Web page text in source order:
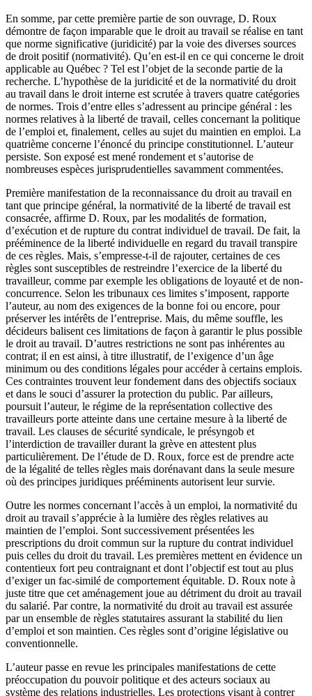
En somme, par cette première partie de son ouvrage, D. Roux
démontre de façon imparable que le droit au travail se réalise en tant
que norme significative (juridicité) par la voie des diverses sources
de droit positif (normativité). Qu’en est-il en ce qui concerne le droit
applicable au Québec ? Tel est l’objet de la seconde partie de la
recherche. L’hypothèse de la juridicité et de la normativité du droit
au travail dans le droit interne est scrutée à travers quatre catégories
de normes. Trois d’entre elles s’adressent au principe général : les
normes relatives à la liberté de travail, celles concernant la politique
de l’emploi et, finalement, celles au sujet du maintien en emploi. La
quatrième concerne l’énoncé du principe constitutionnel. L’auteur
persiste. Son exposé est mené rondement et s’autorise de
nombreuses espèces jurisprudentielles savamment commentées.
Première manifestation de la reconnaissance du droit au travail en
tant que principe général, la normativité de la liberté de travail est
consacrée, affirme D. Roux, par les modalités de formation,
d’exécution et de rupture du contrat individuel de travail. De fait, la
prééminence de la liberté individuelle en regard du travail transpire
de ces règles. Mais, s’empresse-t-il de rajouter, certaines de ces
règles sont susceptibles de restreindre l’exercice de la liberté du
travailleur, comme par exemple les obligations de loyauté et de non-
concurrence. Selon les tribunaux ces limites s’imposent, rapporte
l’auteur, au nom des exigences de la bonne foi ou encore, pour
préserver les intérêts de l’entreprise. Mais, du même souffle, les
décideurs balisent ces limitations de façon à garantir le plus possible
le droit au travail. D’autres restrictions ne sont pas inhérentes au
contrat; il en est ainsi, à titre illustratif, de l’exigence d’un âge
minimum ou des conditions légales pour accéder à certains emplois.
Ces contraintes trouvent leur fondement dans des objectifs sociaux
et dans le souci d’assurer la protection du public. Par ailleurs,
poursuit l’auteur, le régime de la représentation collective des
travailleurs porte atteinte dans une certaine mesure à la liberté de
travail. Les clauses de sécurité syndicale, le présyngob et
l’interdiction de travailler durant la grève en attestent plus
particulièrement. De l’étude de D. Roux, force est de prendre acte
de la légalité de telles règles mais dorénavant dans la seule mesure
où des principes juridiques prééminents autorisent leur survie.
Outre les normes concernant l’accès à un emploi, la normativité du
droit au travail s’apprécie à la lumière des règles relatives au
maintien de l’emploi. Sont successivement présentées les
prescriptions du droit commun sur la rupture du contrat individuel
puis celles du droit du travail. Les premières mettent en évidence un
contentieux fort peu contraignant et dont l’objectif est tout au plus
d’exiger un fac-similé de comportement équitable. D. Roux note à
juste titre que cet aménagement joue au détriment du droit au travail
du salarié. Par contre, la normativité du droit au travail est assurée
par un ensemble de règles statutaires assurant la stabilité du lien
d’emploi et son maintien. Ces règles sont d’origine législative ou
conventionnelle.
L’auteur passe en revue les principales manifestations de cette
préoccupation du pouvoir politique et des acteurs sociaux au
système des relations industrielles. Les protections visant à contrer